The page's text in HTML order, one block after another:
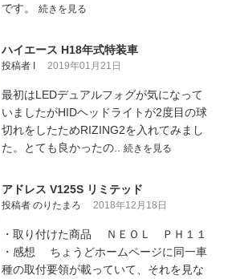
です。 続きを見る
ハイエース H18年式特装車
投稿者 I 2019年01月21日
最初はLEDデュアルフォグが気になって
いましたがHIDヘッドライトが2度目の球
切れをしたためRIZING2を入れてみまし
た。とても良かったの.. 続きを見る
アドレス V125S リミテッド
投稿者 のりたまろ 2018年12月18日
・取り付けた商品 ＮＥＯＬ ＰＨ１１
・感想 ちょうどホームページに同一車
種の取付要領が載っていて、それを見な